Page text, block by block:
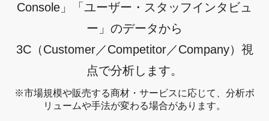
Console」「ユーザー・スタッフインタビュ
ー」のデータから
3C（Customer／Competitor／Company）視
点で分析します。
※市場規模や販売する商材・サービスに応じて、分析ボ
リュームや手法が変わる場合があります。